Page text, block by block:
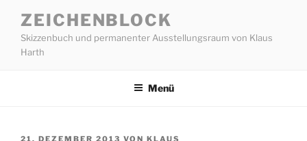
Inhalt
springen
ZEICHENBLOCK
Skizzenbuch und permanenter Ausstellungsraum von Klaus
Harth
Menü
VERÖFFENTLICHT
21. DEZEMBER 2013 VON KLAUS